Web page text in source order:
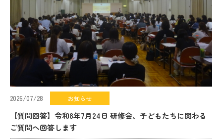
2026/07/28 お知らせ
【質問回答】令和8年7月24日 研修会、子どもたちに関わる
ご質問へ回答します